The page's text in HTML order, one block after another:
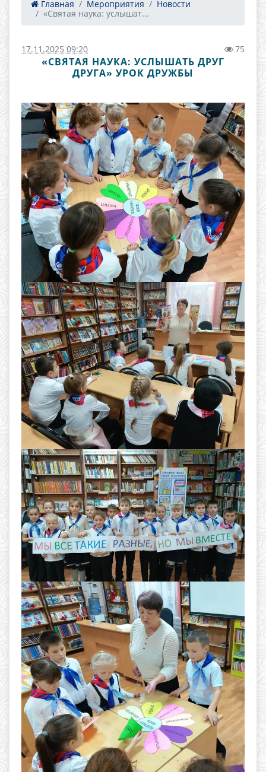
Главная Мероприятия
Новости
«Святая наука: услышат...
17.11.2025 09:20 75
«СВЯТАЯ НАУКА: УСЛЫШАТЬ ДРУГ
ДРУГА» УРОК ДРУЖБЫ